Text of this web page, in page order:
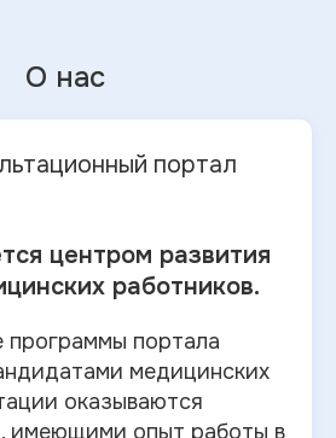
О нас
портал
центром развития
работников.
портала
медицинских
оказываются
имеющими опыт работы в